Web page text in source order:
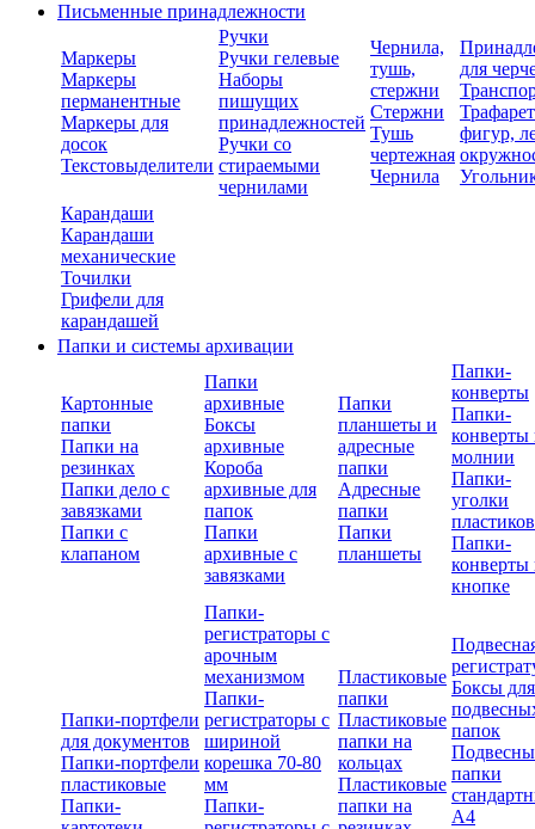
Письменные принадлежности
Маркеры
Маркеры
перманентные
Маркеры для
досок
Текстовыделители
Ручки
Ручки гелевые
Наборы
пишущих
принадлежностей
Ручки со
стираемыми
чернилами
Чернила,
тушь,
стержни
Стержни
Тушь
чертежная
Чернила
для
фигур,
Карандаши
Карандаши
механические
Точилки
Грифели для
карандашей
Папки и системы архивации
Картонные
папки
Папки на
резинках
Папки дело с
завязками
Папки с
клапаном
Папки
архивные
Боксы
архивные
Короба
архивные для
папок
Папки
архивные с
завязками
Папки
планшеты и
адресные
папки
Адресные
папки
Папки
планшеты
Папки-
конверты
Папки-
конверты
молнии
Папки-
уголки
Папки-
конверты
кнопке
Папки-портфели
для документов
Папки-портфели
пластиковые
Папки-
Папки-
регистраторы с
арочным
механизмом
Папки-
регистраторы с
шириной
корешка 70-80
мм
Папки-
Пластиковые
папки
Пластиковые
папки на
кольцах
Пластиковые
папки на
Боксы для
папок
папки
А4